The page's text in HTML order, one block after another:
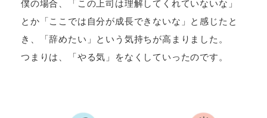
僕の場合、「この上司は理解してくれていないな」
とか「ここでは自分が成長できないな」と感じたと
き、「辞めたい」という気持ちが高まりました。
つまりは、「やる気」をなくしていったのです。